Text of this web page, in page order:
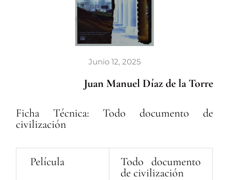
Junio 12, 2025
Juan Manuel Díaz de la Torre
Ficha Técnica: Todo documento de
civilización
Película
Todo documento
de civilización